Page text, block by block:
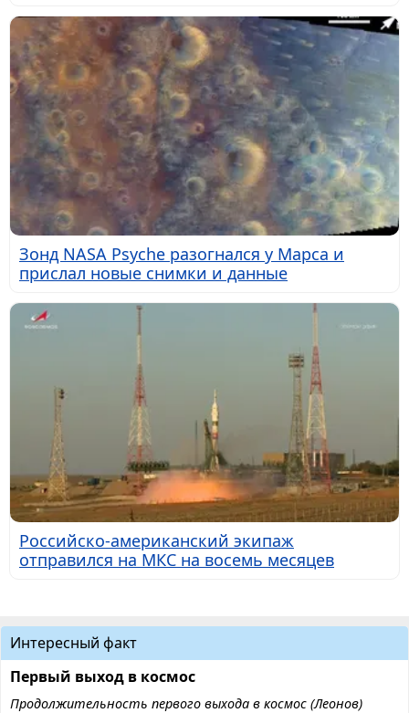
Зонд NASA Psyche разогнался у Марса и
прислал новые снимки и данные
Российско-американский экипаж
отправился на МКС на восемь месяцев
Интересный факт
Первый выход в космос
Продолжительность первого выхода в космос (Леонов)